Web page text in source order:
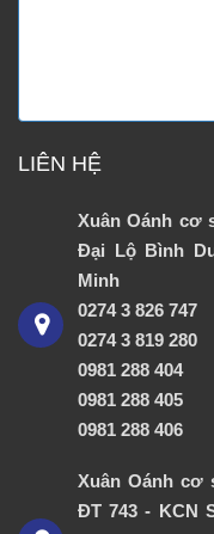
LIÊN HỆ
Xuân Oánh cơ
Đại Lộ Bình
Minh
0274 3 826 747
0274 3 819 280
0981 288 404
0981 288 405
0981 288 406
Xuân Oánh cơ
ĐT 743 - KCN